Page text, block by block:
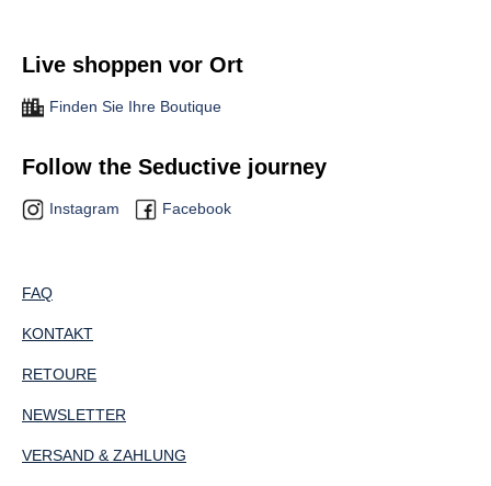
Live shoppen vor Ort
Finden Sie Ihre Boutique
Follow the Seductive journey
Instagram Facebook
FAQ
KONTAKT
RETOURE
NEWSLETTER
VERSAND & ZAHLUNG